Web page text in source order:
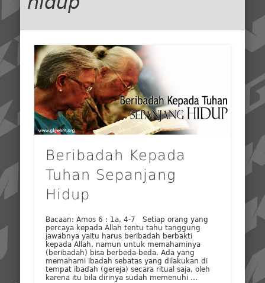
Beribadah Kepada
Tuhan Sepanjang
Hidup
Bacaan: Amos 6 : 1a, 4-7 Setiap orang yang
percaya kepada Allah tentu tahu tanggung
jawabnya yaitu harus beribadah berbakti
kepada Allah, namun untuk memahaminya
(beribadah) bisa berbeda-beda. Ada yang
memahami ibadah sebatas yang dilakukan di
tempat ibadah (gereja) secara ritual saja, oleh
karena itu bila dirinya sudah memenuhi …